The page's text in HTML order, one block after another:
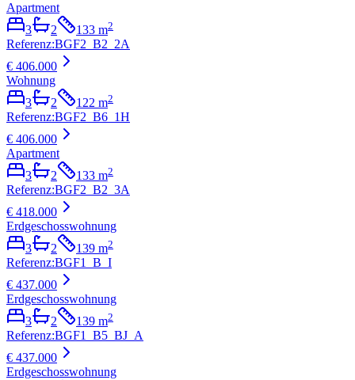
Apartment
3
2 133 m2
Referenz:BGF2_B2_2A
€ 406.000
Wohnung
3
2 122 m2
Referenz:BGF2_B6_1H
€ 406.000
Apartment
3
2 133 m2
Referenz:BGF2_B2_3A
€ 418.000
Erdgeschosswohnung
3
2 139 m2
Referenz:BGF1_B_I
€ 437.000
Erdgeschosswohnung
3
2 139 m2
Referenz:BGF1_B5_BJ_A
€ 437.000
Erdgeschosswohnung